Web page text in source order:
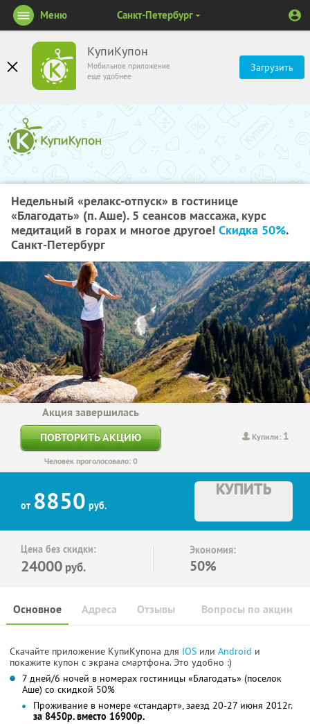
КупиКупон
Мобильное приложение
ещё удобнее
Загрузить
Меню Санкт-Петербург
Недельный «релакс-отпуск» в гостинице
«Благодать» (п. Аше). 5 сеансов массажа, курс
медитаций в горах и многое другое! Скидка 50%.
Санкт-Петербург
Купили: 1
Акция завершилась
ПОВТОРИТЬ АКЦИЮ
Человек проголосовало: 0
от 8850 руб.
КУПИТЬ
Цена без скидки:
24000 руб.
Экономия:
50%
Основное Отзывы Вопросы по акции
Адреса
Скачайте приложение КупиКупона для IOS или Android и
покажите купон с экрана смартфона. Это удобно :)
7 дней/6 ночей в номерах гостиницы «Благодать» (поселок
Аше) со скидкой 50%
Проживание в номере «стандарт», заезд 20-27 июня 2012г.
за 8450р. вместо 16900р.